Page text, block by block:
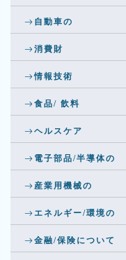
自動車の
消費財
情報技術
食品/ 飲料
ヘルスケア
電子部品/半導体の
産業用機械の
エネルギー/環境の
金融/保険について